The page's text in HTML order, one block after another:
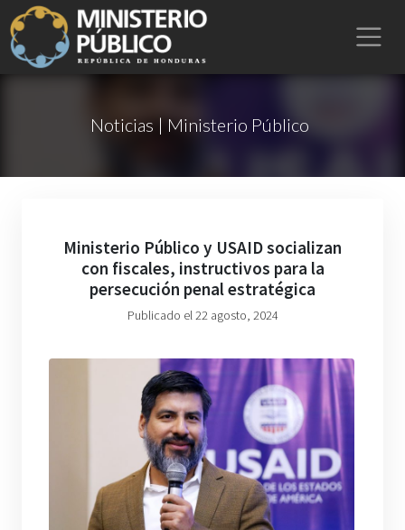
Noticias | Ministerio Público
Ministerio Público y USAID socializan
con fiscales, instructivos para la
persecución penal estratégica
Publicado el 22 agosto, 2024